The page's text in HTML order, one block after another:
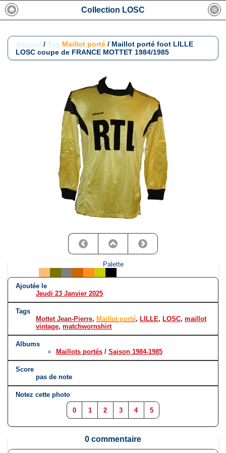
Collection LOSC
Accueil / Tag Maillot porté / Maillot porté foot LILLE
LOSC coupe de FRANCE MOTTET 1984/1985
Palette
Ajoutée le
Jeudi 23 Janvier 2025
Tags
Mottet Jean-Pierre, Maillot porté, LILLE, LOSC, maillot
vintage, matchwornshirt
Albums
Maillots portés / Saison 1984-1985
Score
pas de note
Notez cette photo
0 1 2 3 4 5
0 commentaire